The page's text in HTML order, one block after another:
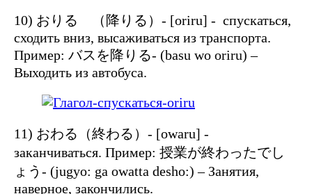
10) おりる （降りる）- [oriru] - спускаться,
сходить вниз, высаживаться из транспорта.
Пример: バスを降りる- (basu wo oriru) –
Выходить из автобуса.
11) おわる（終わる）- [owaru] -
заканчиваться. Пример: 授業が終わったでし
ょう- (jugyo: ga owatta desho:) – Занятия,
наверное, закончились.